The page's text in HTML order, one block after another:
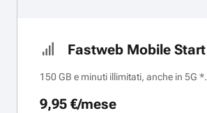
Fastweb Mobile Start
150 GB e minuti illimitati, anche in 5G *.
9,95 €/mese